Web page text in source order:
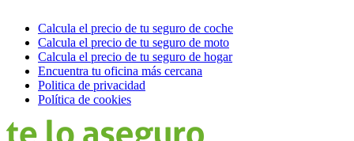
Calcula el precio de tu seguro de coche
Calcula el precio de tu seguro de moto
Calcula el precio de tu seguro de hogar
Encuentra tu oficina más cercana
Politica de privacidad
Política de cookies